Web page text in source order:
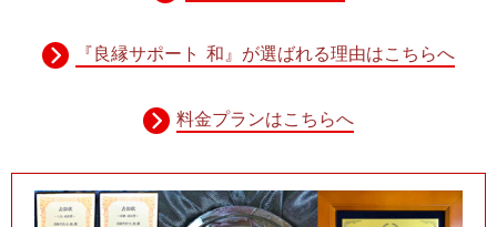
『良縁サポート 和』が選ばれる理由はこちらへ
料金プランはこちらへ